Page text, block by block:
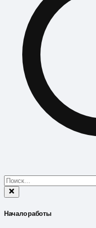
Начало работы